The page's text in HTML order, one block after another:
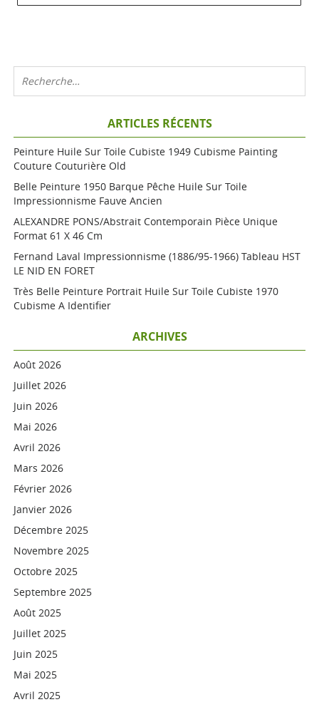
ARTICLES RÉCENTS
Peinture Huile Sur Toile Cubiste 1949 Cubisme Painting
Couture Couturière Old
Belle Peinture 1950 Barque Pêche Huile Sur Toile
Impressionnisme Fauve Ancien
ALEXANDRE PONS/Abstrait Contemporain Pièce Unique
Format 61 X 46 Cm
Fernand Laval Impressionnisme (1886/95-1966) Tableau HST
LE NID EN FORET
Très Belle Peinture Portrait Huile Sur Toile Cubiste 1970
Cubisme A Identifier
ARCHIVES
Août 2026
Juillet 2026
Juin 2026
Mai 2026
Avril 2026
Mars 2026
Février 2026
Janvier 2026
Décembre 2025
Novembre 2025
Octobre 2025
Septembre 2025
Août 2025
Juillet 2025
Juin 2025
Mai 2025
Avril 2025